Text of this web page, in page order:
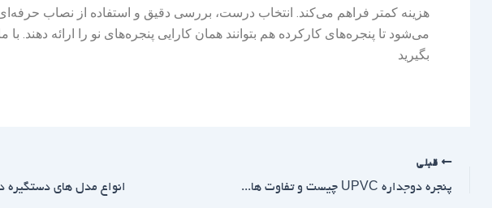
هزینه کمتر فراهم می‌کند. انتخاب درست، بررسی دقیق و استفاده از نصاب
می‌شود تا پنجره‌های کارکرده هم بتوانند همان کارایی پنجره‌های نو را ارائه دهند. با
بگیرید
قبلی
پنجره دوجداره UPVC چیست و تفاوت های انواع این نوع درب و پنجره چیست؟